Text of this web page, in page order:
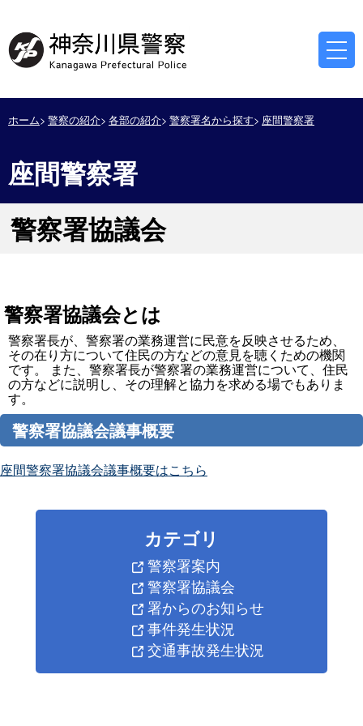
ホーム 警察の紹介 各部の紹介 警察署名から探す 座間警察署
座間警察署
警察署協議会
警察署協議会とは
警察署長が、警察署の業務運営に民意を反映させるため、
その在り方について住民の方などの意見を聴くための機関
です。 また、警察署長が警察署の業務運営について、住民
の方などに説明し、その理解と協力を求める場でもありま
す。
警察署協議会議事概要
座間警察署協議会議事概要はこちら
カテゴリ
警察署案内
警察署協議会
署からのお知らせ
事件発生状況
交通事故発生状況